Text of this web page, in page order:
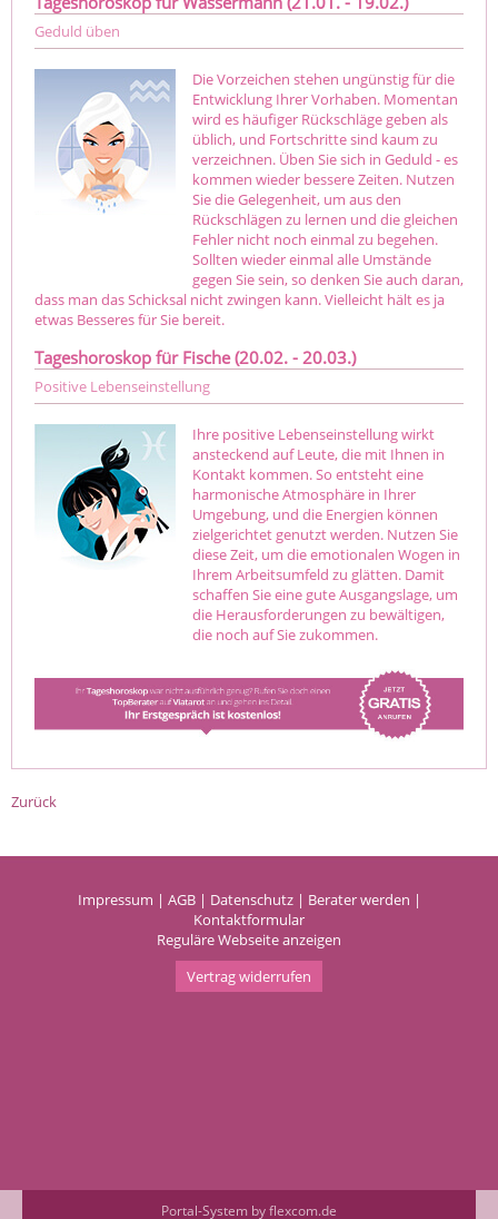
Geduld üben
Die Vorzeichen stehen ungünstig für die
Entwicklung Ihrer Vorhaben. Momentan
wird es häufiger Rückschläge geben als
üblich, und Fortschritte sind kaum zu
verzeichnen. Üben Sie sich in Geduld - es
kommen wieder bessere Zeiten. Nutzen
Sie die Gelegenheit, um aus den
Rückschlägen zu lernen und die gleichen
Fehler nicht noch einmal zu begehen.
Sollten wieder einmal alle Umstände
gegen Sie sein, so denken Sie auch daran,
dass man das Schicksal nicht zwingen kann. Vielleicht hält es ja
etwas Besseres für Sie bereit.
Tageshoroskop für Fische (20.02. - 20.03.)
Positive Lebenseinstellung
Ihre positive Lebenseinstellung wirkt
ansteckend auf Leute, die mit Ihnen in
Kontakt kommen. So entsteht eine
harmonische Atmosphäre in Ihrer
Umgebung, und die Energien können
zielgerichtet genutzt werden. Nutzen Sie
diese Zeit, um die emotionalen Wogen in
Ihrem Arbeitsumfeld zu glätten. Damit
schaffen Sie eine gute Ausgangslage, um
die Herausforderungen zu bewältigen,
die noch auf Sie zukommen.
Zurück
Impressum | AGB| Datenschutz| Berater werden |
Kontaktformular
Reguläre Webseite anzeigen
Vertrag widerrufen
Portal-System by flexcom.de